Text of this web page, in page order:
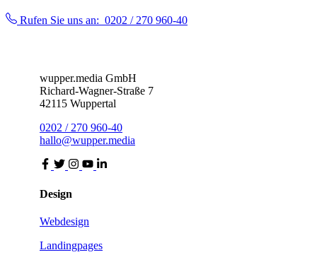
Rufen Sie uns an: 0202 / 270 960-40
wupper.media GmbH
Richard-Wagner-Straße 7
42115 Wuppertal
0202 / 270 960-40
hallo@wupper.media
Design
Webdesign
Landingpages